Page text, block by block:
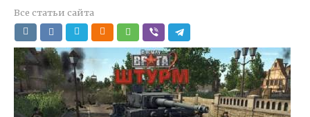
Все статьи сайта